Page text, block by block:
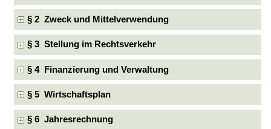
§ 2 Zweck und Mittelverwendung
§ 3 Stellung im Rechtsverkehr
§ 4 Finanzierung und Verwaltung
§ 5 Wirtschaftsplan
§ 6 Jahresrechnung